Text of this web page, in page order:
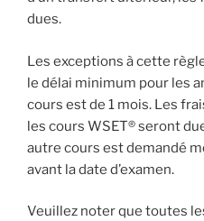
dues.
Les exceptions à cette
le délai minimum pour les
cours est de 1 mois. Les
les cours WSET® seront
autre cours est demandé
avant la date d’examen.
Veuillez noter que toutes